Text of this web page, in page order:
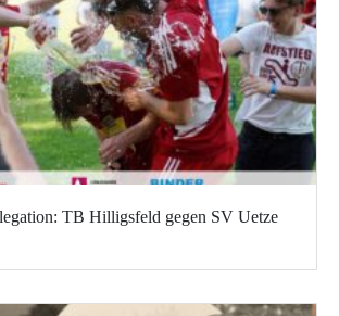
TB Hilligsfeld gegen SV Uetze